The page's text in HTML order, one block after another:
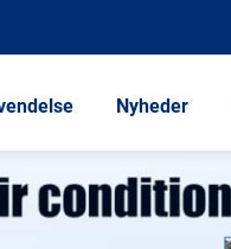
Nyheder